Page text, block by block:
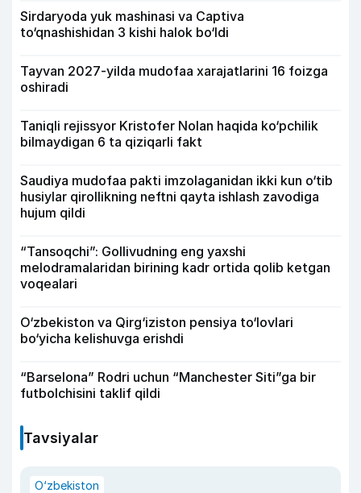
Sirdaryoda yuk mashinasi va Captiva
to‘qnashishidan 3 kishi halok bo‘ldi
Tayvan 2027-yilda mudofaa xarajatlarini 16 foizga
oshiradi
Taniqli rejissyor Kristofer Nolan haqida ko‘pchilik
bilmaydigan 6 ta qiziqarli fakt
Saudiya mudofaa pakti imzolaganidan ikki kun o‘tib
husiylar qirollikning neftni qayta ishlash zavodiga
hujum qildi
“Tansoqchi”: Gollivudning eng yaxshi
melodramalaridan birining kadr ortida qolib ketgan
voqealari
O‘zbekiston va Qirg‘iziston pensiya to‘lovlari
bo‘yicha kelishuvga erishdi
“Barselona” Rodri uchun “Manchester Siti”ga bir
futbolchisini taklif qildi
Tavsiyalar
O‘zbekiston